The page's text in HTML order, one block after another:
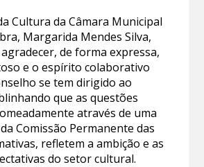
Cultura da Câmara Municipal
Margarida Mendes Silva,
de forma expressa,
e o espírito colaborativo
se tem dirigido ao
que as questões
através de uma
Comissão Permanente das
refletem a ambição e as
do setor cultural.